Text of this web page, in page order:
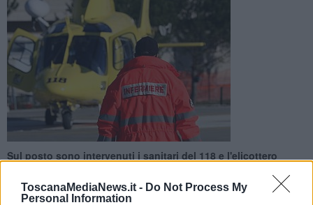
ToscanaMediaNews.it - Do Not Process My
Personal Information
Sul posto sono intervenuti i sanitari del 118 e l'elicottero
Meyer in codice rosso